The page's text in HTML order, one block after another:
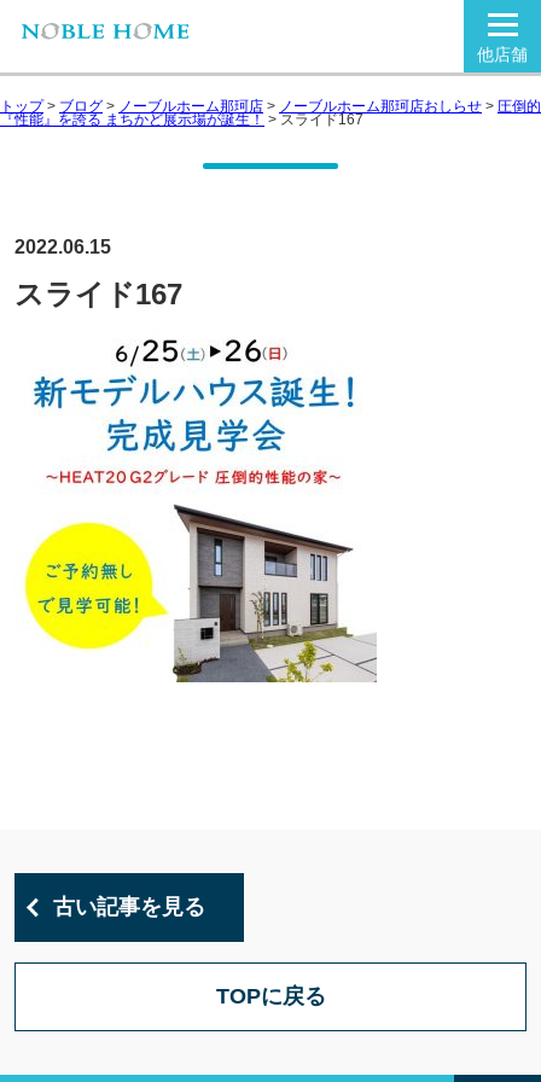
他店舗
トップ> ブログ > ノーブルホーム那珂店 > ノーブルホーム那珂店おしらせ > 圧倒的
『性能』を誇る まちかど展示場が誕生！ > スライド167
2022.06.15
スライド167
古い記事を見る
TOPに戻る